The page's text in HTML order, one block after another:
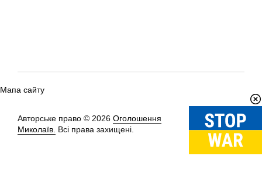
Мапа сайту
Авторське право © 2026 Оголошення
Миколаїв. Всі права захищені.
Вгору↑